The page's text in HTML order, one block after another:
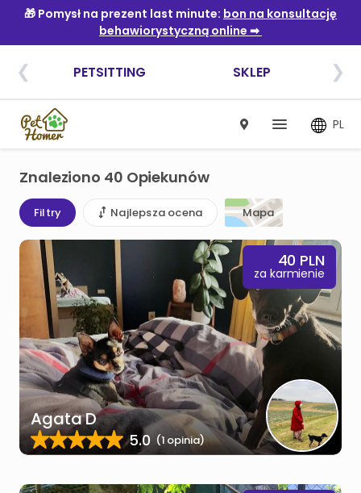
PL
Znaleziono 40 Opiekunów
Filtry Najlepsza ocena Mapa
40 PLN
za karmienie
Agata D
5.0 (1 opinia)